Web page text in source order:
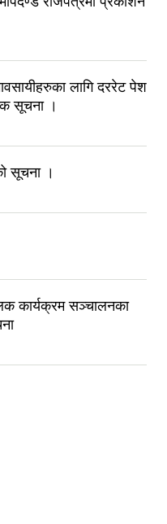
लागि दररेट पेश
सूचना ।
सूचना ।
कार्यक्रम सञ्चालनका